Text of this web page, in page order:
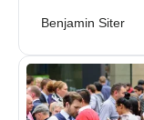
Benjamin Siter